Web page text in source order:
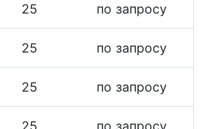
25 по запросу
25 по запросу
25 по запросу